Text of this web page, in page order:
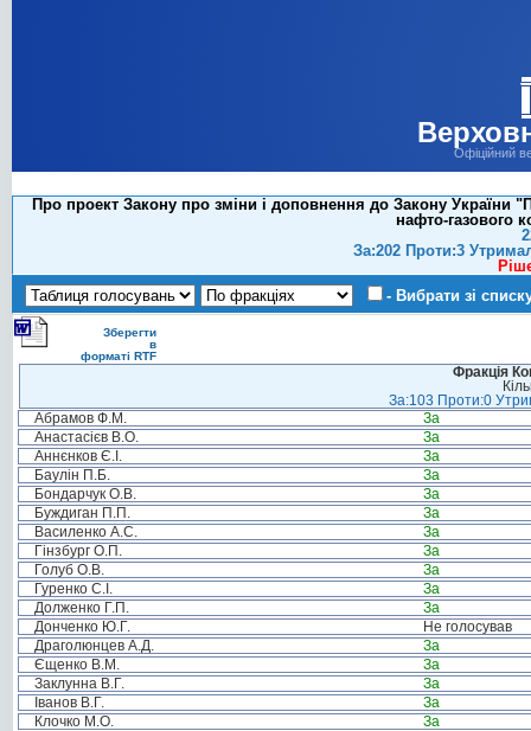
Офіційний
Про проект Закону про зміни і доповнення до Закону України
нафто-газового
За:202 Проти:3
- Вибрати зі
Зберегти
в
форматі RTF
Фракція
За:103 Проти:0
Абрамов Ф.М.
За
Анастасієв В.О.
За
Аннєнков Є.І.
За
Баулін П.Б.
За
Бондарчук О.В.
За
Буждиган П.П.
За
Василенко А.С.
За
Гінзбург О.П.
За
Голуб О.В.
За
Гуренко С.І.
За
Долженко Г.П.
За
Донченко Ю.Г.
Не голосував
Драголюнцев А.Д.
За
Єщенко В.М.
За
Заклунна В.Г.
За
Іванов В.Г.
За
Клочко М.О.
За